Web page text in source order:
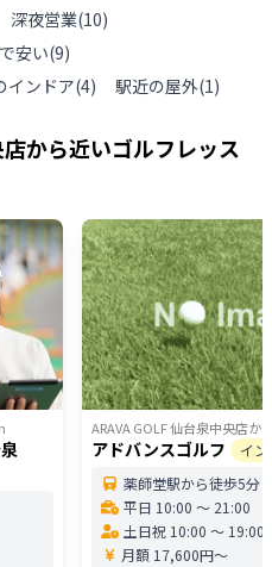
深夜営業(10)
安い(9)
インドア(4) 駅近の屋外(1)
から近いゴルフレッス
ARAVA GOLF 仙台泉中央店か
アドバンスゴルフ
イ
薬師堂駅から徒歩5分
平日 10:00 〜 21:00
土日祝 10:00 〜 19:00
月額 17,600円〜